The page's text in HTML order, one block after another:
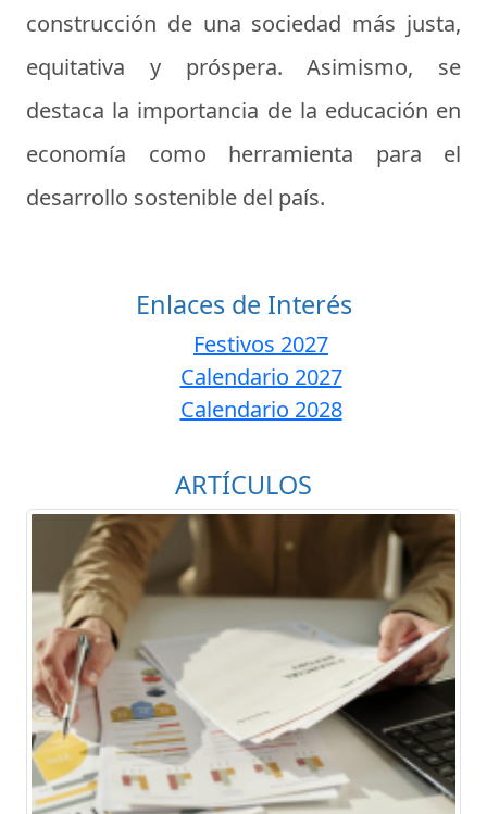
construcción de una sociedad más justa,
equitativa y próspera. Asimismo, se
destaca la importancia de la educación en
economía como herramienta para el
desarrollo sostenible del país.
Enlaces de Interés
Festivos 2027
Calendario 2027
Calendario 2028
ARTÍCULOS